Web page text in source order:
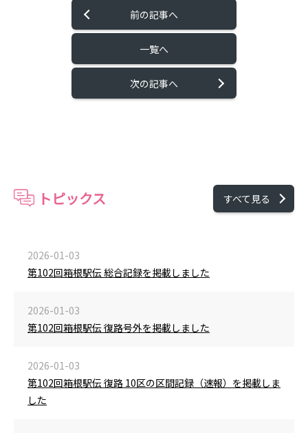
前の記事へ
一覧へ
次の記事へ
トピックス すべて見る
2026-01-03
第102回箱根駅伝 総合記録を掲載しました
2026-01-03
第102回箱根駅伝 復路号外を掲載しました
2026-01-03
第102回箱根駅伝 復路 10区の区間記録（速報）を掲載しま
した